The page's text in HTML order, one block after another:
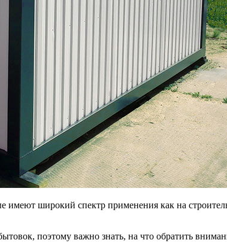
широкий спектр применения как на
поэтому важно знать, на что обратить